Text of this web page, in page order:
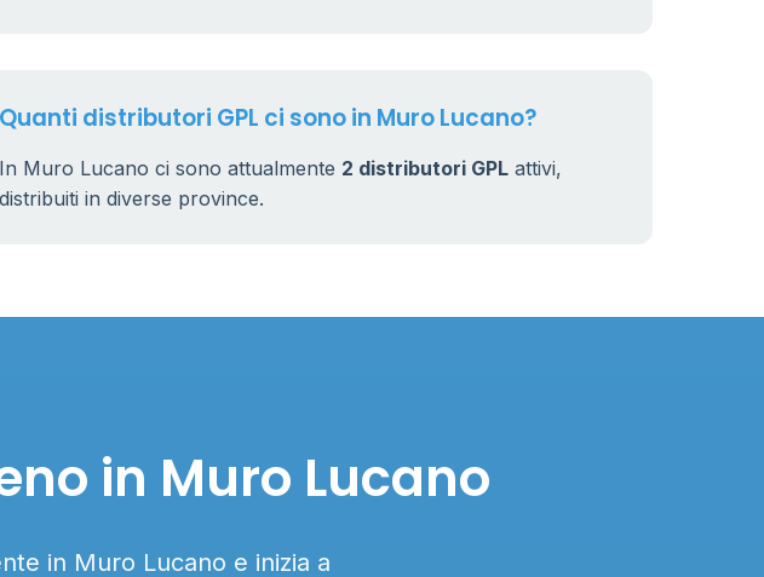
Quanti distributori GPL ci sono in Muro Lucano?
In Muro Lucano ci sono attualmente 2 distributori GPL attivi,
distribuiti in diverse province.
in Muro Lucano
in Muro Lucano e inizia a